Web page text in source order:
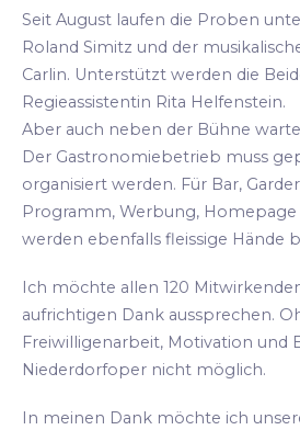
Seit August laufen die Proben
Roland Simitz und der
Carlin. Unterstützt werden die
Regieassistentin Rita Helfenstein.
Aber auch neben der Bühne
Der Gastronomiebetrieb muss
organisiert werden. Für Bar,
Programm, Werbung,
werden ebenfalls fleissige Hände
Ich möchte allen 120
aufrichtigen Dank aussprechen.
Freiwilligenarbeit, Motivation und
Niederdorfoper nicht möglich.
In meinen Dank möchte ich